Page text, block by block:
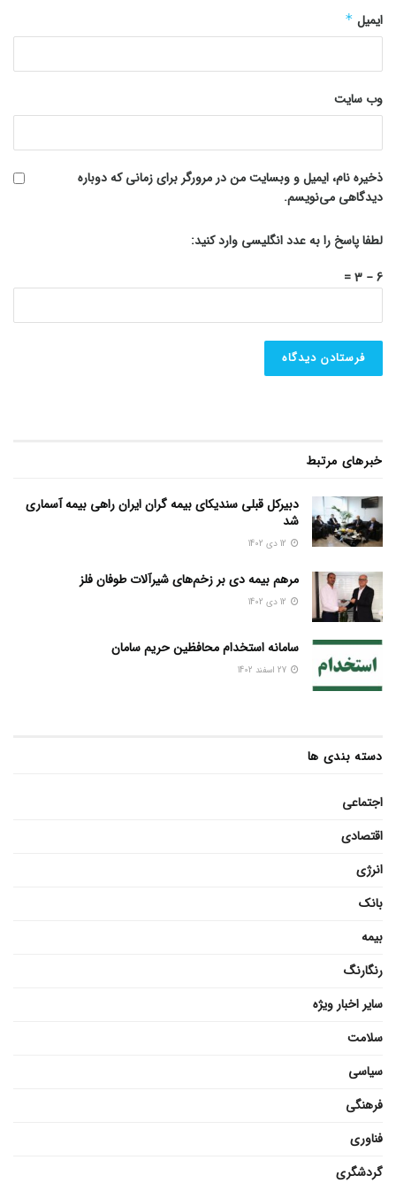
ایمیل *
وب‌ سایت
ذخیره نام، ایمیل و وبسایت من در مرورگر برای زمانی که دوباره
دیدگاهی می‌نویسم.
لطفا پاسخ را به عدد انگلیسی وارد کنید:
6 − 3 =
خبرهای مرتبط
دبیرکل قبلی سندیکای بیمه گران ایران راهی بیمه آسماری
شد
مرهم بیمه دی بر زخم‌های شیرآلات طوفان فلز
سامانه استخدام محافظین حریم سامان
دسته بندی ها
اجتماعی
اقتصادی
انرژی
بانک
بیمه
رنگارنگ
سایر اخبار ویژه
سلامت
سیاسی
فرهنگی
فناوری
گردشگری